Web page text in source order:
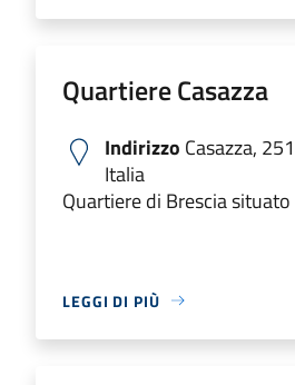
Quartiere Casazza
Indirizzo Casazza,
Italia
Quartiere di Brescia
LEGGI DI PIÙ